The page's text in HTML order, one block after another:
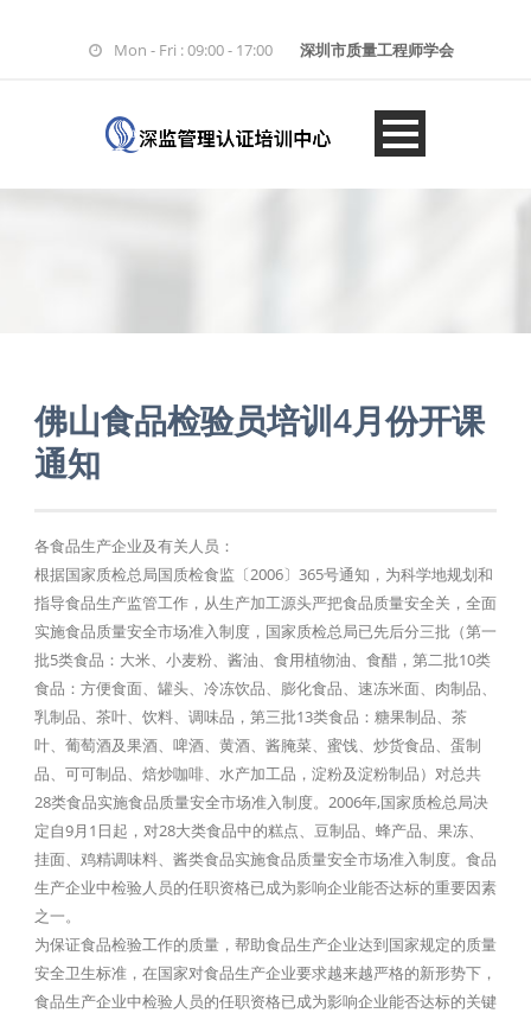
Mon - Fri : 09:00 - 17:00 深圳市质量工程师学会
佛山食品检验员培训4月份开课
通知
各食品生产企业及有关人员：
根据国家质检总局国质检食监〔2006〕365号通知，为科学地规划和
指导食品生产监管工作，从生产加工源头严把食品质量安全关，全面
实施食品质量安全市场准入制度，国家质检总局已先后分三批（第一
批5类食品：大米、小麦粉、酱油、食用植物油、食醋，第二批10类
食品：方便食面、罐头、冷冻饮品、膨化食品、速冻米面、肉制品、
乳制品、茶叶、饮料、调味品，第三批13类食品：糖果制品、茶
叶、葡萄酒及果酒、啤酒、黄酒、酱腌菜、蜜饯、炒货食品、蛋制
品、可可制品、焙炒咖啡、水产加工品，淀粉及淀粉制品）对总共
28类食品实施食品质量安全市场准入制度。2006年,国家质检总局决
定自9月1日起，对28大类食品中的糕点、豆制品、蜂产品、果冻、
挂面、鸡精调味料、酱类食品实施食品质量安全市场准入制度。食品
生产企业中检验人员的任职资格已成为影响企业能否达标的重要因素
之一。
为保证食品检验工作的质量，帮助食品生产企业达到国家规定的质量
安全卫生标准，在国家对食品生产企业要求越来越严格的新形势下，
食品生产企业中检验人员的任职资格已成为影响企业能否达标的关键